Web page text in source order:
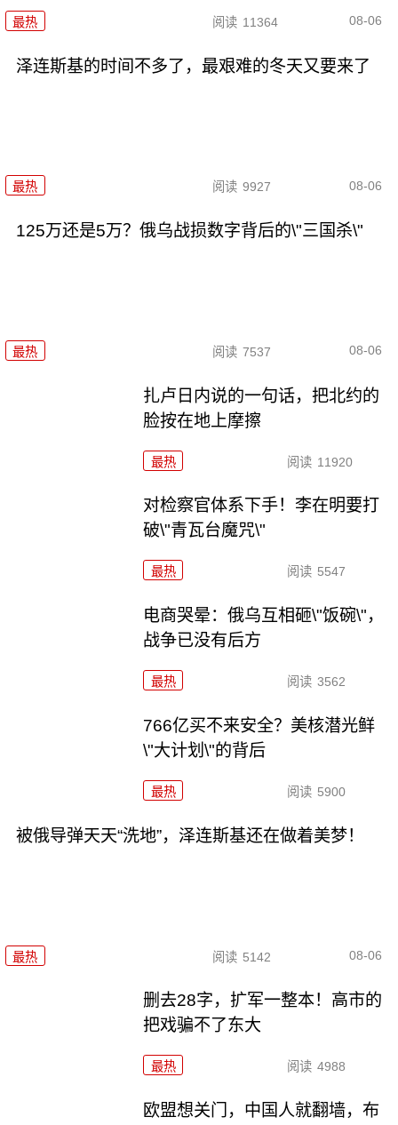
最热 阅读 11364 08-06
泽连斯基的时间不多了，最艰难的冬天又要来了
最热 阅读 9927 08-06
125万还是5万？俄乌战损数字背后的\"三国杀\"
最热 阅读 7537 08-06
扎卢日内说的一句话，把北约的
脸按在地上摩擦
最热 阅读 11920
对检察官体系下手！李在明要打
破\"青瓦台魔咒\"
最热 阅读 5547
电商哭晕：俄乌互相砸\"饭碗\"，
战争已没有后方
最热 阅读 3562
766亿买不来安全？美核潜光鲜
\"大计划\"的背后
最热 阅读 5900
被俄导弹天天“洗地”，泽连斯基还在做着美梦！
最热 阅读 5142 08-06
删去28字，扩军一整本！高市的
把戏骗不了东大
最热 阅读 4988
欧盟想关门，中国人就翻墙，布